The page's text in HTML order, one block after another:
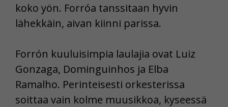
koko yön. Forróa tanssitaan hyvin
lähekkäin, aivan kiinni parissa.
Forrón kuuluisimpia laulajia ovat Luiz
Gonzaga, Dominguinhos ja Elba
Ramalho. Perinteisesti orkesterissa
soittaa vain kolme muusikkoa, kyseessä